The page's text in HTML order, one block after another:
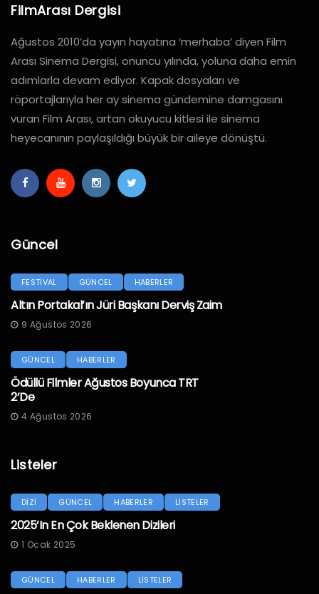
FilmArası Dergisi
Ağustos 2010’da yayın hayatına ‘merhaba’ diyen Film
Arası Sinema Dergisi, onuncu yılında, yoluna daha emin
adımlarla devam ediyor. Kapak dosyaları ve
röportajlarıyla her ay sinema gündemine damgasını
vuran Film Arası, artan okuyucu kitlesi ile sinema
heyecanının paylaşıldığı büyük bir aileye dönüştü.
Güncel
FESTİVAL GÜNCEL HABERLER
Altın Portakal’ın Jüri Başkanı Derviş Zaim
9 Ağustos 2026
GÜNCEL HABERLER
Ödüllü Filmler Ağustos Boyunca TRT
2’de
4 Ağustos 2026
Listeler
DİZİ GÜNCEL HABERLER LİSTELER
2025’in En Çok Beklenen Dizileri
1 Ocak 2025
GÜNCEL HABERLER LİSTELER